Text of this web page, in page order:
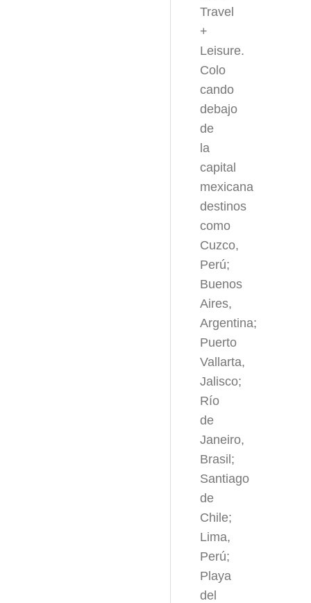
Travel
+
Leisure.
Colo
cando
debajo
de
la
capital
mexicana
destinos
como
Cuzco,
Perú;
Buenos
Aires,
Argentina;
Puerto
Vallarta,
Jalisco;
Río
de
Janeiro,
Brasil;
Santiago
de
Chile;
Lima,
Perú;
Playa
del